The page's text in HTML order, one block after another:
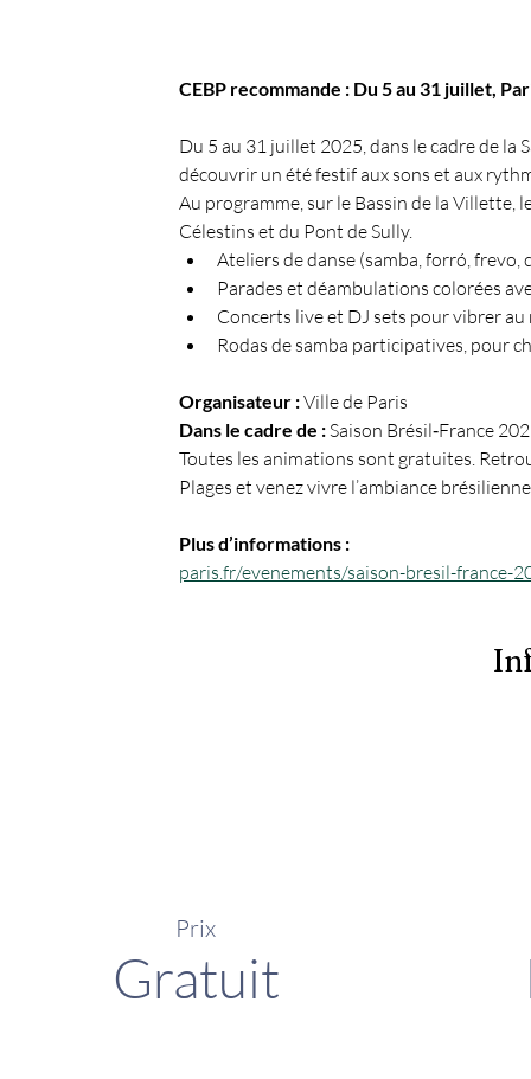
CEBP recommande : Du 5 au 31 juillet,
Du 5 au 31 juillet 2025, dans le cadre de la
découvrir un été festif aux sons et aux
Au programme, sur le Bassin de la Villette,
Célestins et du Pont de Sully.
Ateliers de danse (samba, forró,
Parades et déambulations colorées
Concerts live et DJ sets pour vibrer
Rodas de samba participatives, pour
Organisateur : Ville de Paris
Dans le cadre de : Saison Brésil‑France
Toutes les animations sont gratuites.
Plages et venez vivre l’ambiance
Plus d’informations :
paris.fr/evenements/saison-bresil-france-
Gratuit
Prix